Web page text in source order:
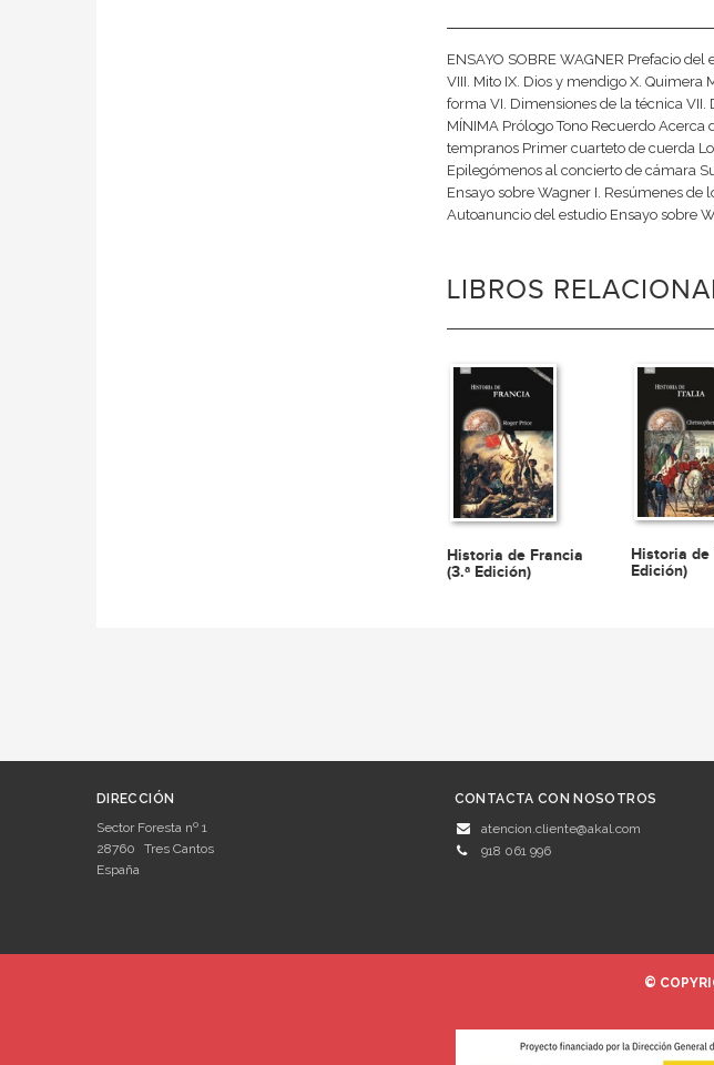
ENSAYO SOBRE WAGNER Prefacio
VIII. Mito IX. Dios y mendigo X. Quimera
forma VI. Dimensiones de la técnica VII.
MÍNIMA Prólogo Tono Recuerdo
tempranos Primer cuarteto de cuerda
Epilegómenos al concierto de cámara
Ensayo sobre Wagner I. Resúmenes de
Autoanuncio del estudio Ensayo sobre
LIBROS
Historia de Francia
(3.ª Edición)
Historia de
Edición)
DIRECCIÓN
Sector Foresta nº 1
28760
Tres Cantos
España
CONTACTA CON NOSOTROS
atencion.cliente@akal.com
918 061 996
©